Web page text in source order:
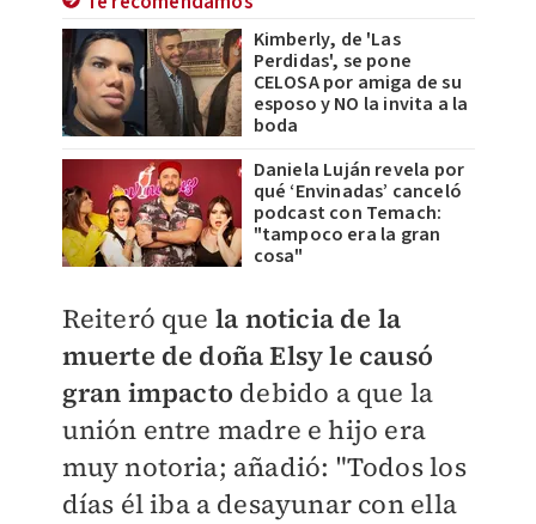
Kimberly, de 'Las
Perdidas', se pone
CELOSA por amiga de su
esposo y NO la invita a la
boda
Daniela Luján revela por
qué ‘Envinadas’ canceló
podcast con Temach:
"tampoco era la gran
cosa"
Reiteró que la noticia de la
muerte de doña Elsy le causó
gran impacto debido a que la
unión entre madre e hijo era
muy notoria; añadió: "Todos los
días él iba a desayunar con ella